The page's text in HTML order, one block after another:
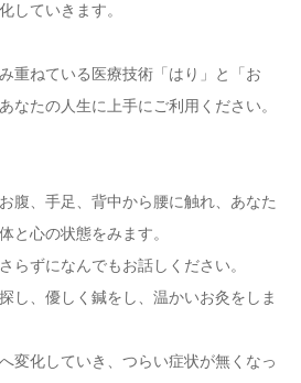
していきます。
重ねている医療技術「はり」と「お
なたの人生に上手にご利用ください。
腹、手足、背中から腰に触れ、あなた
と心の状態をみます。
らずになんでもお話しください。
し、優しく鍼をし、温かいお灸をしま
変化していき、つらい症状が無くなっ